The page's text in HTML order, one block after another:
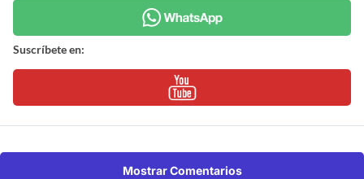
Suscríbete en:
Mostrar Comentarios